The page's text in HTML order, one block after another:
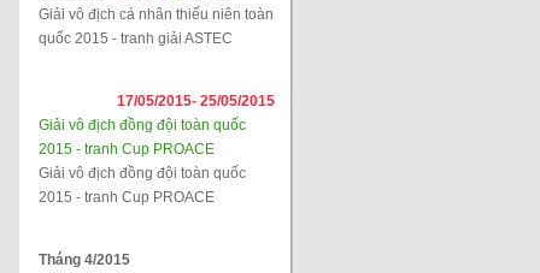
Giải vô địch cá nhân thiếu niên toàn
quốc 2015 - tranh giải ASTEC
17/05/2015- 25/05/2015
Giải vô địch đồng đội toàn quốc
2015 - tranh Cup PROACE
Giải vô địch đồng đội toàn quốc
2015 - tranh Cup PROACE
Tháng 4/2015